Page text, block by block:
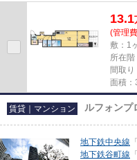
13.1
(管理
敷：1
所在
間取
面積：
賃貸｜マンション ルフォンプ
地下鉄中央線 「
地下鉄谷町線 「